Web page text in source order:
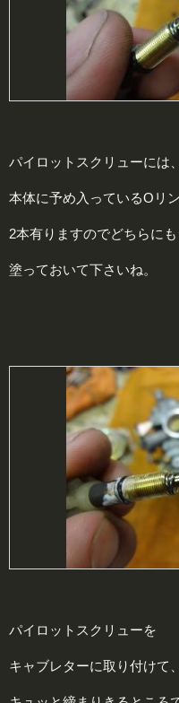
パイロットスクリューには
本体に予め入っているOリ
2本有りますのでどちらに
塗っておいて下さいね。
パイロットスクリューを
キャブレターに取り付けて